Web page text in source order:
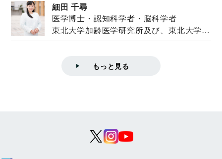
細田 千尋
医学博士・認知科学者・脳科学者
東北大学加齢医学研究所及び、東北大学大
もっと見る